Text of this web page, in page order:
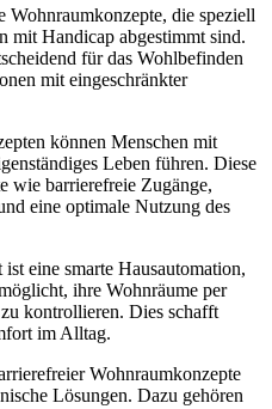
Wohnraumkonzepte, die speziell
mit Handicap abgestimmt sind.
für das Wohlbefinden
mit eingeschränkter
können Menschen mit
Leben führen. Diese
wie barrierefreie Zugänge,
eine optimale Nutzung des
eine smarte Hausautomation,
ihre Wohnräume per
kontrollieren. Dies schafft
im Alltag.
Wohnraumkonzepte
Lösungen. Dazu gehören